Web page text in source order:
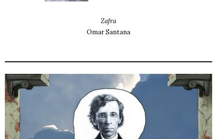
Zafra
Omar Santana